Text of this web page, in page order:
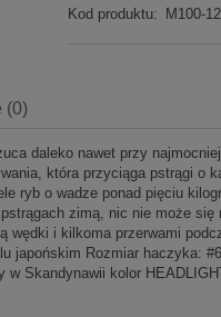
Kod produktu:
M100-
kosztów
(0)
daleko nawet przy
która przyciąga pstrągi o
ryb o wadze ponad pięciu
zimą, nic nie może się
i kilkoma przerwami
japońskim Rozmiar haczyka:
Skandynawii kolor